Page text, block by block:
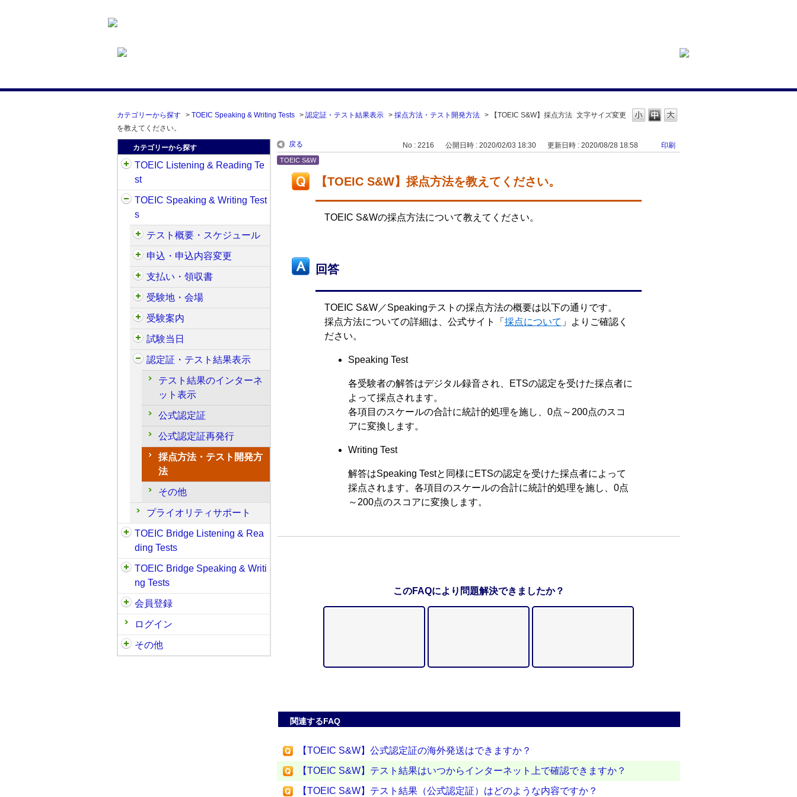
文字サイズ変更
カテゴリーから探す > TOEIC Speaking & Writing Tests > 認定証・テスト結果表示 > 採点方法・テスト開発方法 >
【TOEIC S&W】採点方法
を教えてください。
カテゴリーから探す
TOEIC Listening & Reading Te
st
TOEIC Speaking & Writing Test
s
テスト概要・スケジュール
申込・申込内容変更
支払い・領収書
受験地・会場
受験案内
試験当日
認定証・テスト結果表示
テスト結果のインターネ
ット表示
公式認定証
公式認定証再発行
採点方法・テスト開発方
法
その他
プライオリティサポート
TOEIC Bridge Listening & Rea
ding Tests
TOEIC Bridge Speaking & Writi
ng Tests
会員登録
ログイン
その他
戻る No : 2216 公開日時 : 2020/02/03 18:30 更新日時 : 2020/08/28 18:58 印刷
TOEIC S&W
【TOEIC S&W】採点方法を教えてください。
TOEIC S&Wの採点方法について教えてください。
回答
TOEIC S&W／Speakingテストの採点方法の概要は以下の通りです。
採点方法についての詳細は、公式サイト「 採点について 」よりご確認く
ださい。
Speaking Test
各受験者の解答はデジタル録音され、ETSの認定を受けた採点者に
よって採点されます。
各項目のスケールの合計に統計的処理を施し、0点～200点のスコ
アに変換します。
Writing Test
解答はSpeaking Testと同様にETSの認定を受けた採点者によって
採点されます。各項目のスケールの合計に統計的処理を施し、0点
～200点のスコアに変換します。
このFAQにより問題解決できましたか？
関連するFAQ
【TOEIC S&W】公式認定証の海外発送はできますか？
【TOEIC S&W】テスト結果はいつからインターネット上で確認できますか？
【TOEIC S&W】テスト結果（公式認定証）はどのような内容ですか？